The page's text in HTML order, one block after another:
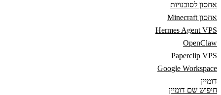
אחסון לסוכנויות
אחסון Minecraft
Hermes Agent VPS
OpenClaw
Paperclip VPS
Google Workspace
דומיין
חיפוש שם דומיין